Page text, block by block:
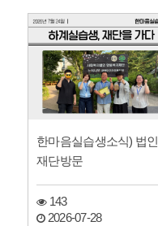
한마음실습생소식) 법인
재단방문
143
2026-07-28